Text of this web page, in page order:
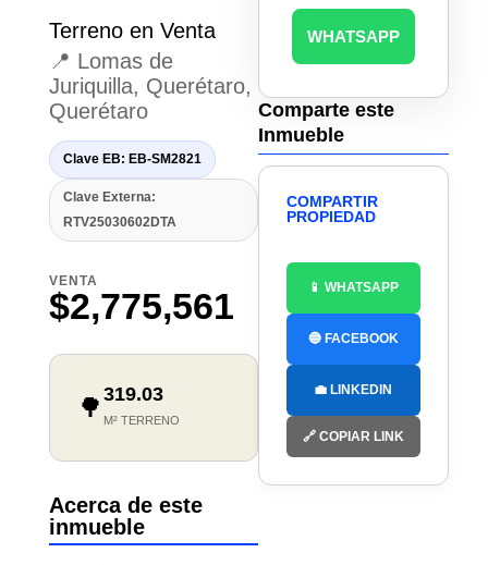
Terreno en Venta
📍 Lomas de
Juriquilla, Querétaro,
Querétaro
Clave EB: EB-SM2821
Clave Externa:
RTV25030602DTA
VENTA
$2,775,561
🌳 319.03
M² TERRENO
Acerca de este
inmueble
WHATSAPP
Comparte este
Inmueble
COMPARTIR
PROPIEDAD
📱 WHATSAPP
🔵 FACEBOOK
💼 LINKEDIN
🔗 COPIAR LINK